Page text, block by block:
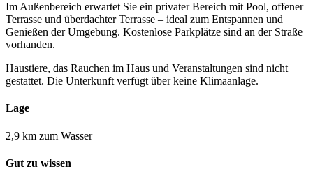
Im Außenbereich erwartet Sie ein privater Bereich mit Pool, offener
Terrasse und überdachter Terrasse – ideal zum Entspannen und
Genießen der Umgebung. Kostenlose Parkplätze sind an der Straße
vorhanden.
Haustiere, das Rauchen im Haus und Veranstaltungen sind nicht
gestattet. Die Unterkunft verfügt über keine Klimaanlage.
Lage
2,9 km zum Wasser
Gut zu wissen